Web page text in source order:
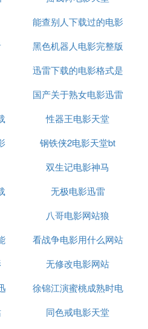
者：CrackCode https://ww
出处：bilibili
载！ 作者：CrackCode http
出处：bilibili
www.bttwo.com/
种子下载，免费
电影资源
观看。最全BT下载
www.bilibili.com/read/
论坛，像雷之源和岚色迅雷
能查别人下载过的电影
的网站
黑色机器人电影完整版
迅雷下载
迅雷下载的电影格式是
什么
国产关于熟女电影迅雷
下载
性器王电影天堂
钢铁侠2电影天堂bt
双生记电影神马
无极电影迅雷
八哥电影网站狼
看战争电影用什么网站
可以看
无修改电影网站
徐锦江演蜜桃成熟时电
影迅雷下载
同色戒电影天堂